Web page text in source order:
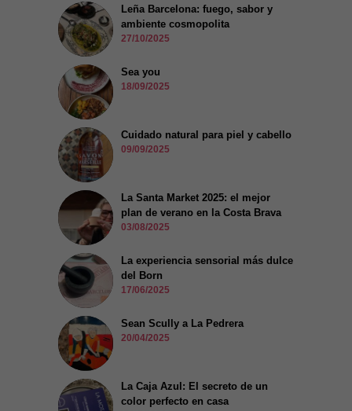
Leña Barcelona: fuego, sabor y
ambiente cosmopolita
27/10/2025
Sea you
18/09/2025
Cuidado natural para piel y cabello
09/09/2025
La Santa Market 2025: el mejor
plan de verano en la Costa Brava
03/08/2025
La experiencia sensorial más dulce
del Born
17/06/2025
Sean Scully a La Pedrera
20/04/2025
La Caja Azul: El secreto de un
color perfecto en casa